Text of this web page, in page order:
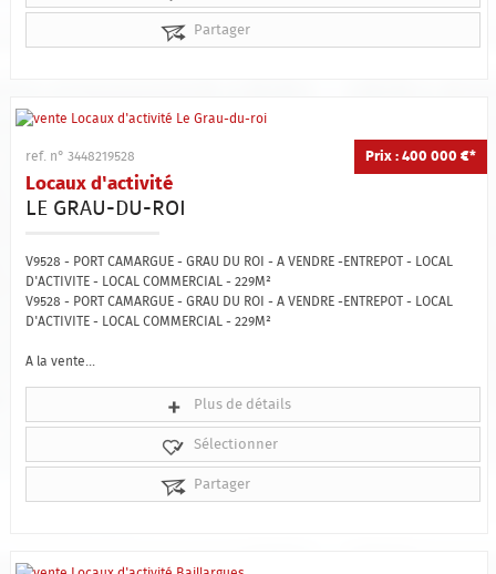
Partager
Prix : 400 000 €*
ref. n° 3448219528
Locaux d'activité
LE GRAU-DU-ROI
V9528 - PORT CAMARGUE - GRAU DU ROI - A VENDRE -ENTREPOT - LOCAL
D'ACTIVITE - LOCAL COMMERCIAL - 229M²
V9528 - PORT CAMARGUE - GRAU DU ROI - A VENDRE -ENTREPOT - LOCAL
D'ACTIVITE - LOCAL COMMERCIAL - 229M²
A la vente...
Plus de détails
Sélectionner
Partager